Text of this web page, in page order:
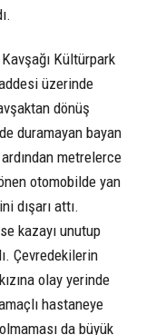
Kültürpark
üzerinde
dönüş
duramayan bayan
metrelerce
otomobilde yan
dışarı attı.
kazayı unutup
Çevredekilerin
olay yerinde
hastaneye
da büyük